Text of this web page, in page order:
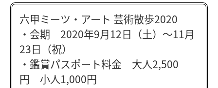
六甲ミーツ・アート 芸術散歩2020
・会期 2020年9月12日（土）〜11月
23日（祝）
・鑑賞パスポート料金 大人2,500
円 小人1,000円